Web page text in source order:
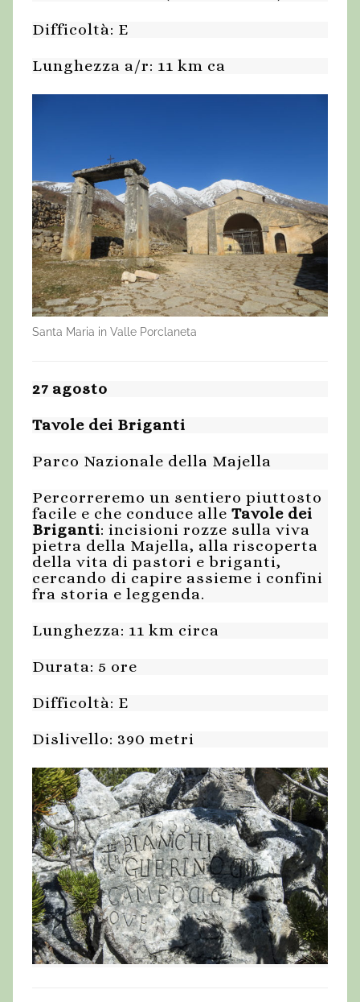
Difficoltà: E
Lunghezza a/r: 11 km ca
Santa Maria in Valle Porclaneta
27 agosto
Tavole dei Briganti
Parco Nazionale della Majella
Percorreremo un sentiero piuttosto
facile e che conduce alle Tavole dei
Briganti: incisioni rozze sulla viva
pietra della Majella, alla riscoperta
della vita di pastori e briganti,
cercando di capire assieme i confini
fra storia e leggenda.
Lunghezza: 11 km circa
Durata: 5 ore
Difficoltà: E
Dislivello: 390 metri